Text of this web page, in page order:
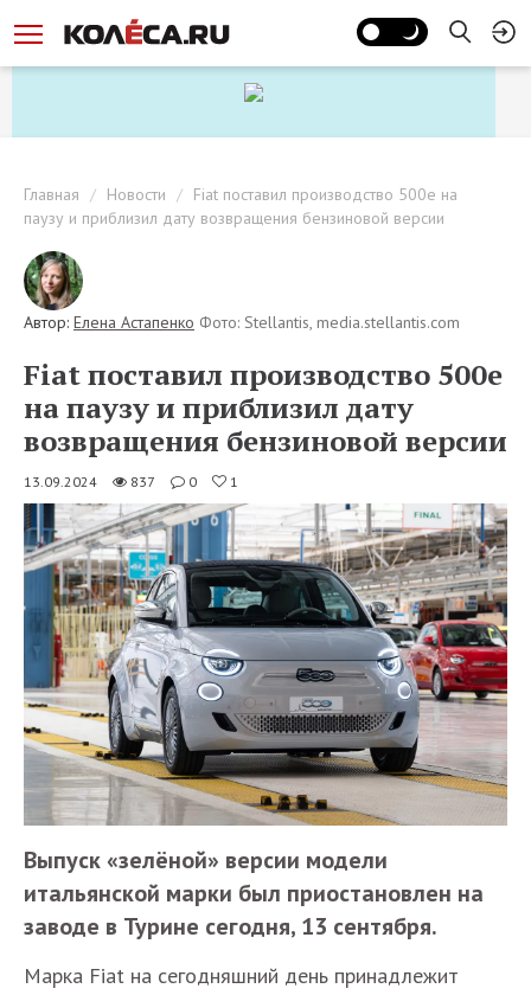
Главная Новости
Fiat поставил производство 500e на
паузу и приблизил дату возвращения бензиновой версии
Автор: Елена Астапенко Фото: Stellantis, media.stellantis.com
Fiat поставил производство 500e
на паузу и приблизил дату
возвращения бензиновой версии
13.09.2024 837 0 1
Выпуск «зелёной» версии модели
итальянской марки был приостановлен на
заводе в Турине сегодня, 13 сентября.
Марка Fiat на сегодняшний день принадлежит